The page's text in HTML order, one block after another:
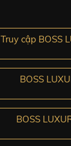
Truy cập BOSS
BOSS
BOSS